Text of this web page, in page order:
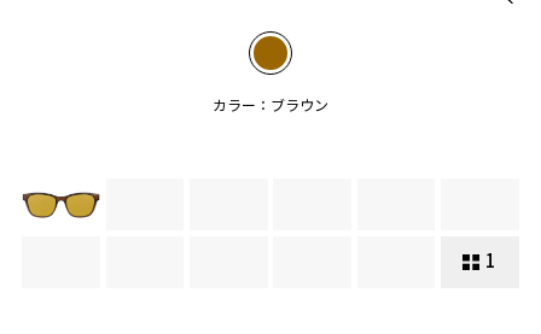
カラー：ブラウン
1